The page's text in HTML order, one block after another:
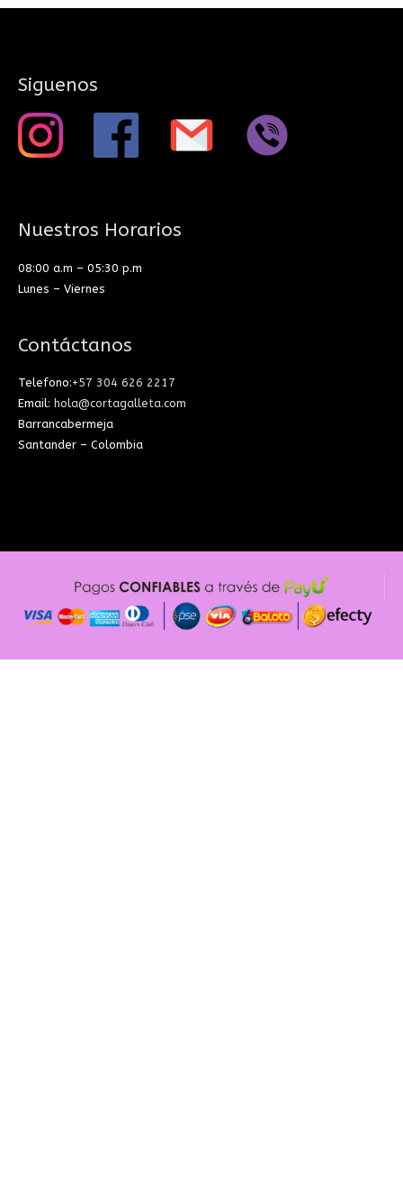
Siguenos
Nuestros Horarios
08:00 a.m – 05:30 p.m
Lunes – Viernes
Contáctanos
Telefono:+57 304 626 2217
Email: hola@cortagalleta.com
Barrancabermeja
Santander – Colombia